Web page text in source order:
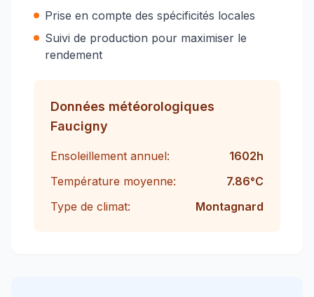
Prise en compte des spécificités locales
Suivi de production pour maximiser le
rendement
Données météorologiques
Faucigny
Ensoleillement annuel: 1602h
Température moyenne:
7.86°C
Type de climat:
Montagnard